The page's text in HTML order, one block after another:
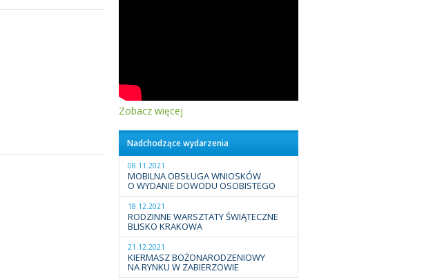
Zobacz więcej
Nadchodzące wydarzenia
08.11.2021
MOBILNA OBSŁUGA WNIOSKÓW
O WYDANIE DOWODU OSOBISTEGO
18.12.2021
RODZINNE WARSZTATY ŚWIĄTECZNE
BLISKO KRAKOWA
21.12.2021
KIERMASZ BOŻONARODZENIOWY
NA RYNKU W ZABIERZOWIE